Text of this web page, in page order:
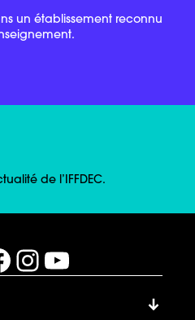
un établissement reconnu
de l’IFFDEC.
Instagram
YouTube